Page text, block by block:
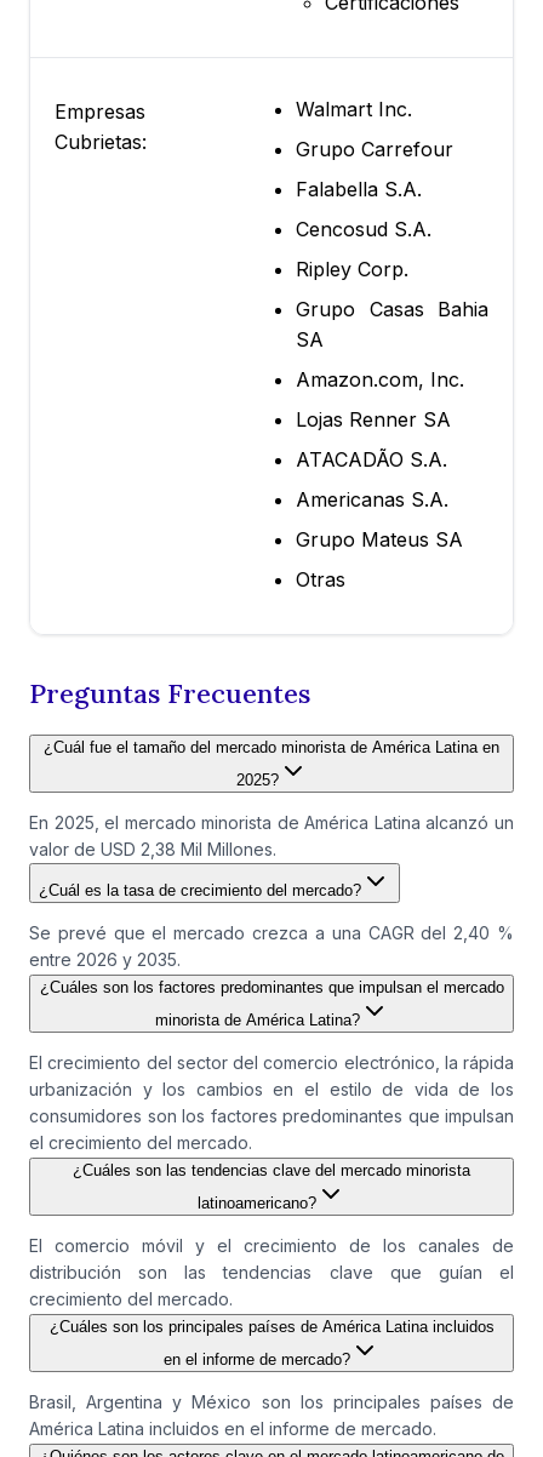
Empresas
Cubrietas:
Walmart Inc.
Grupo Carrefour
Falabella S.A.
Cencosud S.A.
Ripley Corp.
Grupo Casas Bahia
SA
Amazon.com, Inc.
Lojas Renner SA
ATACADÃO S.A.
Americanas S.A.
Grupo Mateus SA
Otras
Preguntas Frecuentes
¿Cuál fue el tamaño del mercado minorista de América Latina en
2025?
En 2025, el mercado minorista de América Latina alcanzó un
valor de USD 2,38 Mil Millones.
¿Cuál es la tasa de crecimiento del mercado?
Se prevé que el mercado crezca a una CAGR del 2,40 %
entre 2026 y 2035.
¿Cuáles son los factores predominantes que impulsan el mercado
minorista de América Latina?
El crecimiento del sector del comercio electrónico, la rápida
urbanización y los cambios en el estilo de vida de los
consumidores son los factores predominantes que impulsan
el crecimiento del mercado.
¿Cuáles son las tendencias clave del mercado minorista
latinoamericano?
El comercio móvil y el crecimiento de los canales de
distribución son las tendencias clave que guían el
crecimiento del mercado.
¿Cuáles son los principales países de América Latina incluidos
en el informe de mercado?
Brasil, Argentina y México son los principales países de
América Latina incluidos en el informe de mercado.